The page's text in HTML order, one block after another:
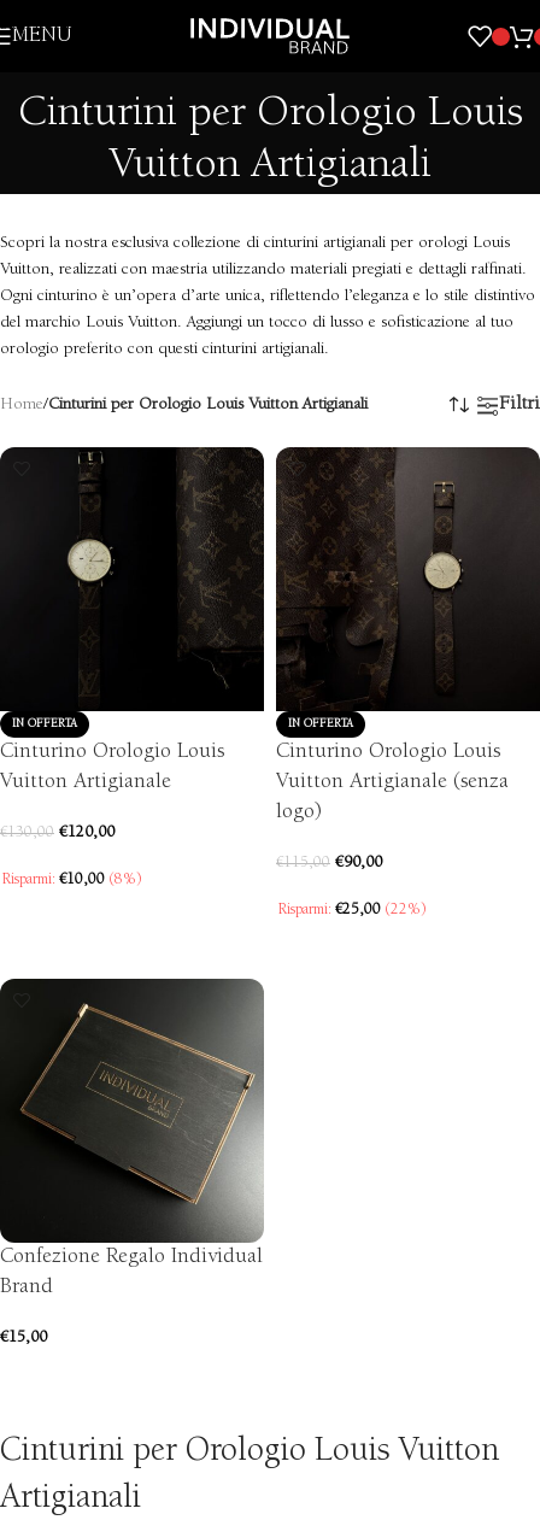
Skip to navigation
MENU
Cinturini per Orologio Louis
Vuitton Artigianali
Scopri la nostra esclusiva collezione di cinturini artigianali per orologi Louis
Vuitton, realizzati con maestria utilizzando materiali pregiati e dettagli raffinati.
Ogni cinturino è un’opera d’arte unica, riflettendo l’eleganza e lo stile distintivo
del marchio Louis Vuitton. Aggiungi un tocco di lusso e sofisticazione al tuo
orologio preferito con questi cinturini artigianali.
Home/Cinturini per Orologio Louis Vuitton Artigianali Filtri
IN OFFERTA
Cinturino Orologio Louis
Vuitton Artigianale
€130,00 €120,00
Risparmi: €10,00 (8%)
IN OFFERTA
Cinturino Orologio Louis
Vuitton Artigianale (senza
logo)
€115,00 €90,00
Risparmi: €25,00 (22%)
Confezione Regalo Individual
Brand
€15,00
Cinturini per Orologio Louis Vuitton
Artigianali